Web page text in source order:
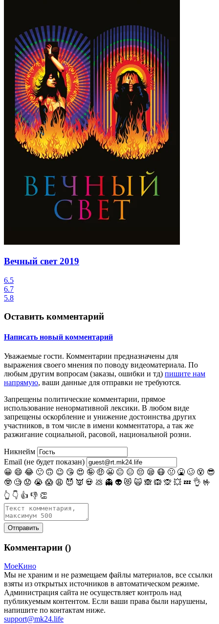
Вечный свет2019
6.5
6.7
5.8
Оставить комментарий
Написать новый комментарий
Уважаемые гости. Комментарии предназначены для
выражения своего мнения по поводу видеоматериала. По
любым другим вопросам (заказы, ошибки и тд) пишите нам
напрямую, ваши данные для отправки не требуются.
Запрещены политические комментарии, прямое
использование ненормативной лексики. В любом виде
запрещены оскорбление и унижение достоинства других
участников, в том числе в имени комментатора, а так же
разжигание социальной, расовой, национальной розни.
Никнейм
Email (не будет показан)
😀 😄 😂 🙂 🙃 😉 😘 😍 🤪 🤑 😬 😐 😑 😔 😪 😷 🤢 🤮 🥴 😵 😎
🤓 🧐 😟 😭 😱 😩 😈 👿 💀 💩 👻 👽 😻 🙀 🙈 🙉 🙊 💥 💤 👌 🤟
👆 👇 👍 👎 👏
Комментарии ()
МоеКино
Мы не храним и не размещаем файлы материалов, все ссылки
взяты из открытых источников в автоматическом режиме.
Администрация сайта не осуществляет контроль над
публикуемым контентом. Если ваши права были нарушены,
напишите по контактам ниже.
support@mk24.life